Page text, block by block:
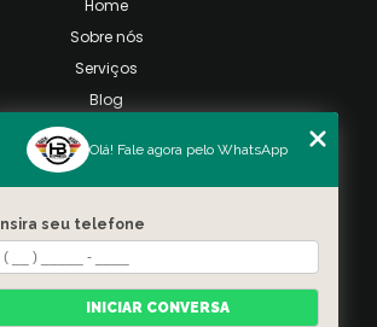
Home
Sobre nós
Serviços
Blog
Categorias
Mapa do site
Contato
Taquara, Rio de Janeiro
Olá! Fale agora pelo WhatsApp
Insira seu telefone
INICIAR CONVERSA